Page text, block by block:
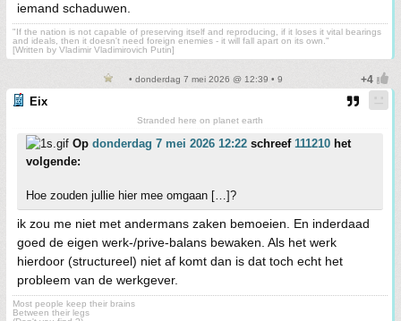
iemand schaduwen.
"If the nation is not capable of preserving itself and reproducing, if it loses it vital bearings
and ideals, then it doesn't need foreign enemies - it will fall apart on its own."
[Written by Vladimir Vladimirovich Putin]
• donderdag 7 mei 2026 @ 12:39 • 9
Eix
Stranded here on planet earth
Op donderdag 7 mei 2026 12:22 schreef 111210 het
volgende:
Hoe zouden jullie hier mee omgaan […]?
ik zou me niet met andermans zaken bemoeien. En inderdaad
goed de eigen werk-/prive-balans bewaken. Als het werk
hierdoor (structureel) niet af komt dan is dat toch echt het
probleem van de werkgever.
Most people keep their brains
Between their legs